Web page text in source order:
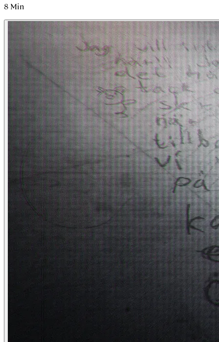
8 Min